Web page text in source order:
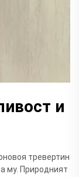
и
тревертин
му. Природният